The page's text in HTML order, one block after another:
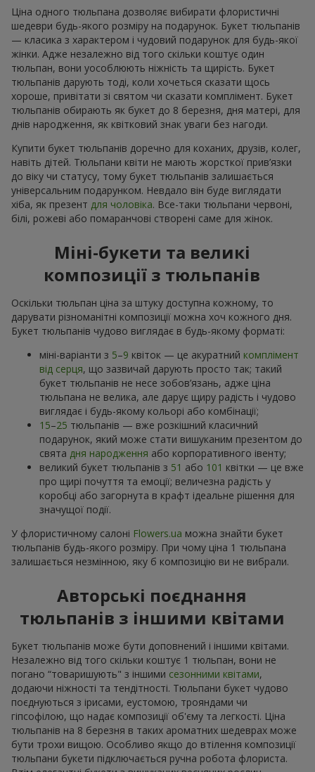
Ціна одного тюльпана дозволяє вибирати флористичні
шедеври будь-якого розміру на подарунок. Букет тюльпанів
— класика з характером і чудовий подарунок для будь-якої
жінки. Адже незалежно від того скільки коштує один
тюльпан, вони уособлюють ніжність та щирість. Букет
тюльпанів дарують тоді, коли хочеться сказати щось
хороше, привітати зі святом чи сказати комплімент. Букет
тюльпанів обирають як букет до 8 березня, дня матері, для
днів народження, як квітковий знак уваги без нагоди.
Купити букет тюльпанів доречно для коханих, друзів, колег,
навіть дітей. Тюльпани квіти не мають жорсткої прив’язки
до віку чи статусу, тому букет тюльпанів залишається
універсальним подарунком. Невдало він буде виглядати
хіба, як презент для чоловіка. Все-таки тюльпани червоні,
білі, рожеві або помаранчові створені саме для жінок.
Міні-букети та великі
композиції з тюльпанів
Оскільки тюльпан ціна за штуку доступна кожному, то
дарувати різноманітні композиції можна хоч кожного дня.
Букет тюльпанів чудово виглядає в будь-якому форматі:
міні-варіанти з 5–9 квіток — це акуратний комплімент
від серця, що зазвичай дарують просто так; такий
букет тюльпанів не несе зобов’язань, адже ціна
тюльпана не велика, але дарує щиру радість і чудово
виглядає і будь-якому кольорі або комбінації;
15–25 тюльпанів — вже розкішний класичний
подарунок, який може стати вишуканим презентом до
свята дня народження або корпоративного івенту;
великий букет тюльпанів з 51 або 101 квітки — це вже
про щирі почуття та емоції; величезна радість у
коробці або загорнута в крафт ідеальне рішення для
значущої події.
У флористичному салоні Flowers.ua можна знайти букет
тюльпанів будь-якого розміру. При чому ціна 1 тюльпана
залишається незмінною, яку б композицію ви не вибрали.
Авторські поєднання
тюльпанів з іншими квітами
Букет тюльпанів може бути доповнений і іншими квітами.
Незалежно від того скільки коштує 1 тюльпан, вони не
погано “товаришують" з іншими сезонними квітами,
додаючи ніжності та тендітності. Тюльпани букет чудово
поєднуються з ірисами, еустомою, трояндами чи
гіпсофілою, що надає композиції об'єму та легкості. Ціна
тюльпанів на 8 березня в таких ароматних шедеврах може
бути трохи вищою. Особливо якщо до втілення композиції
тюльпани букети підключається ручна робота флориста.